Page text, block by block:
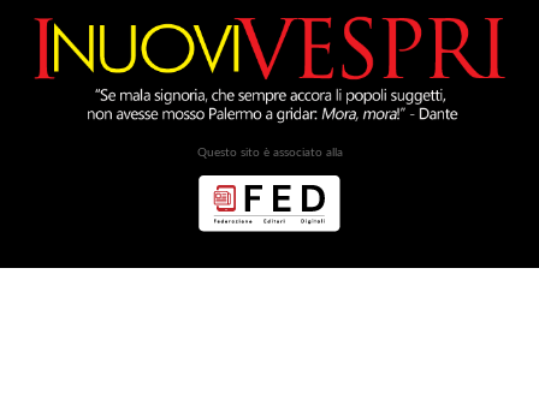
Questo sito è associato alla